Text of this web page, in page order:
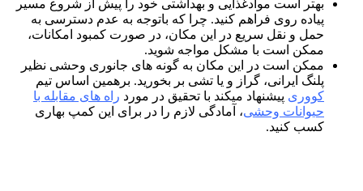
بهتر است موادغذایی و بهداشتی خود را پیش از شروع مسیر
پیاده روی فراهم کنید. چرا که باتوجه به عدم دسترسی به
حمل و نقل سریع در این مکان، در صورت کمبود امکانات،
ممکن است با مشکل مواجه شوید.
ممکن است در این مکان به گونه های جانوری وحشی نظیر
پلنگ ایرانی، گراز و یا تشی بر بخورید. برهمین اساس تیم
کووری پیشنهاد میکند با تحقیق در مورد راه های مقابله با
حیوانات وحشی، آمادگی لازم را در برای این کمپ بهاری
کسب کنید.